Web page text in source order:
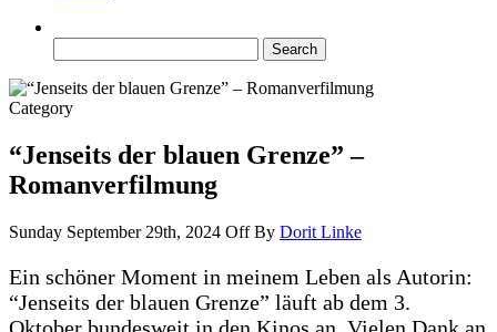
for:
Category
“Jenseits der blauen Grenze” –
Romanverfilmung
Sunday September 29th, 2024 OffBy Dorit Linke
Ein schöner Moment in meinem Leben als Autorin:
“Jenseits der blauen Grenze” läuft ab dem 3.